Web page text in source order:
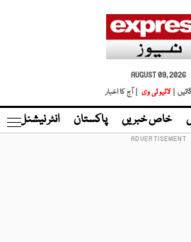
AUGUST 09, 2026
|
لائیو ٹی وی | آج کا اخبار
خاص خبریں پاکستان انٹر نیشنل